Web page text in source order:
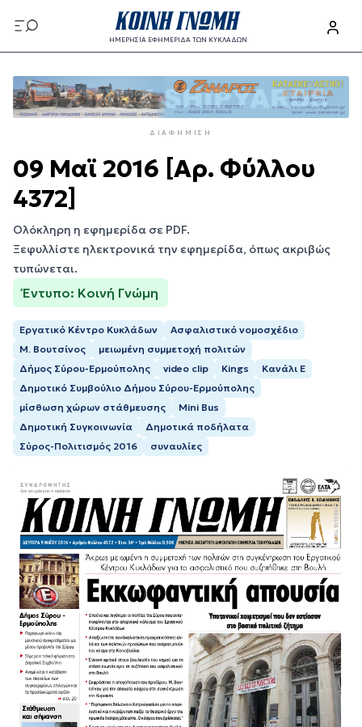
προς
το
περιεχόμενο
ΗΜΕΡΗΣΙΑ ΕΦΗΜΕΡΙΔΑ ΤΩΝ ΚΥΚΛΑΔΩΝ
προς
το
κυρίως
ΔΙΑΦΉΜΙΣΗ
09 Μαϊ 2016 [Αρ. Φύλλου
4372]
Ολόκληρη η εφημερίδα σε PDF.
Ξεφυλλίστε ηλεκτρονικά την εφημερίδα, όπως ακριβώς
τυπώνεται.
Έντυπο: Κοινή Γνώμη
Εργατικό Κέντρο Κυκλάδων
Ασφαλιστικό νομοσχέδιο
Μ. Βουτσίνος
μειωμένη συμμετοχή πολιτών
Δήμος Σύρου-Ερμούπολης
video clip Kings
Κανάλι Ε
Δημοτικό Συμβούλιο Δήμου Σύρου-Ερμούπολης
μίσθωση χώρων στάθμευσης
Mini Bus
Δημοτική Συγκοινωνία
Δημοτικά ποδήλατα
Σύρος-Πολιτισμός 2016
συναυλίες